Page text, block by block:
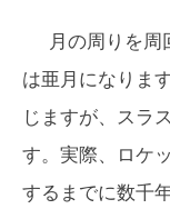
月の周りを周
は亜月になりま
じますが、スラ
す。実際、ロケ
するまでに数千